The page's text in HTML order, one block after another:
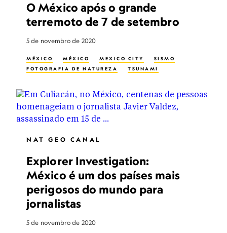
O México após o grande
terremoto de 7 de setembro
5 de novembro de 2020
MÉXICO MÉXICO MEXICO CITY
SISMO
FOTOGRAFIA DE NATUREZA
TSUNAMI
NAT GEO CANAL
Explorer Investigation:
México é um dos países mais
perigosos do mundo para
jornalistas
5 de novembro de 2020